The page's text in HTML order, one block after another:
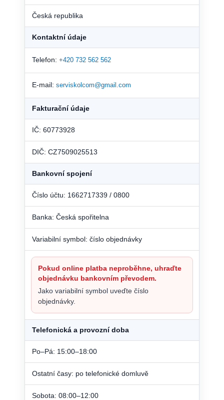
Česká republika
Kontaktní údaje
Telefon: +420 732 562 562
E-mail: serviskolcom@gmail.com
Fakturační údaje
IČ: 60773928
DIČ: CZ7509025513
Bankovní spojení
Číslo účtu: 1662717339 / 0800
Banka: Česká spořitelna
Variabilní symbol: číslo objednávky
Pokud online platba neproběhne, uhraďte
objednávku bankovním převodem.
Jako variabilní symbol uveďte číslo
objednávky.
Telefonická a provozní doba
Po–Pá: 15:00–18:00
Ostatní časy: po telefonické domluvě
Sobota: 08:00–12:00